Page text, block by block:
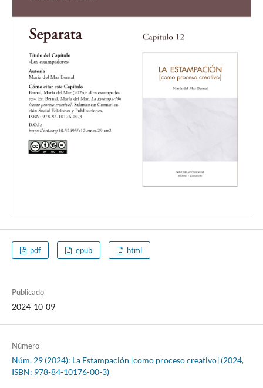
pdf epub html
Publicado
2024-10-09
Número
Núm. 29 (2024): La Estampación [como proceso creativo] (2024,
ISBN: 978-84-10176-00-3)